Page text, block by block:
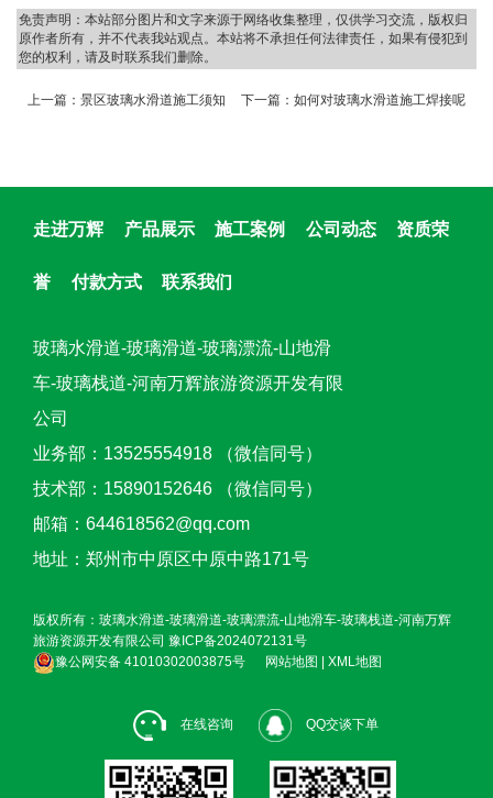
免责声明：本站部分图片和文字来源于网络收集整理，仅供学习交流，版权归
原作者所有，并不代表我站观点。本站将不承担任何法律责任，如果有侵犯到
您的权利，请及时联系我们删除。
上一篇： 景区玻璃水滑道施工须知 下一篇： 如何对玻璃水滑道施工焊接呢
走进万辉 产品展示 施工案例 公司动态 资质荣
誉 付款方式 联系我们
玻璃水滑道-玻璃滑道-玻璃漂流-山地滑
车-玻璃栈道-河南万辉旅游资源开发有限
公司
业务部：13525554918 （微信同号）
技术部：15890152646 （微信同号）
邮箱：644618562@qq.com
地址：郑州市中原区中原中路171号
版权所有：玻璃水滑道-玻璃滑道-玻璃漂流-山地滑车-玻璃栈道-河南万辉
旅游资源开发有限公司 豫ICP备2024072131号
豫公网安备 41010302003875号
网站地图 | XML地图
在线咨询 QQ交谈下单